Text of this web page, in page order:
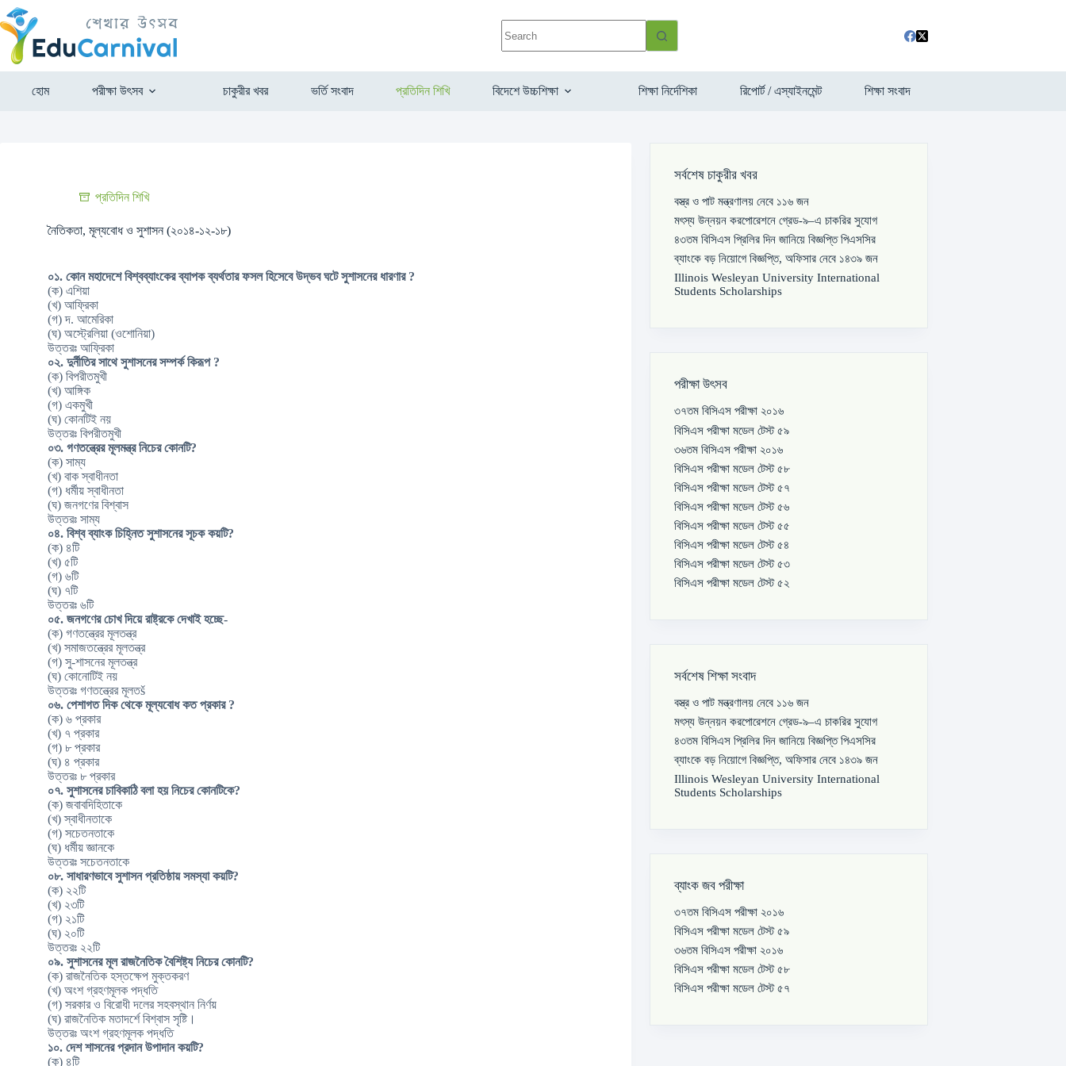
হোম পরীক্ষা উৎসব চাকুরীর খবর ভর্তি সংবাদ প্রতিদিন শিখি বিদেশে উচ্চশিক্ষা শিক্ষা নির্দেশিকা রিপোর্ট / এস্যাইনমেন্ট শিক্ষা সংবাদ
প্রতিদিন শিখি
নৈতিকতা, মূল্যবোধ ও সুশাসন (২০১৪-১২-১৮)
০১. কোন মহাদেশে বিশ্বব্যাংকের ব্যাপক ব্যর্থতার ফসল হিসেবে উদ্ভব ঘটে সুশাসনের ধারণার ?
(ক) এশিয়া
(খ) আফ্রিকা
(গ) দ. আমেরিকা
(ঘ) অস্ট্রেলিয়া (ওশোনিয়া)
উত্তরঃ আফ্রিকা
০২. দুর্নীতির সাথে সুশাসনের সম্পর্ক কিরূপ ?
(ক) বিপরীতমুখী
(খ) আঙ্গিক
(গ) একমুখী
(ঘ) কোনটিই নয়
উত্তরঃ বিপরীতমুখী
০৩. গণতন্ত্রের মূলমন্ত্র নিচের কোনটি?
(ক) সাম্য
(খ) বাক স্বাধীনতা
(গ) ধর্মীয় স্বাধীনতা
(ঘ) জনগণের বিশ্বাস
উত্তরঃ সাম্য
০৪. বিশ্ব ব্যাংক চিহ্নিত সুশাসনের সূচক কয়টি?
(ক) ৪টি
(খ) ৫টি
(গ) ৬টি
(ঘ) ৭টি
উত্তরঃ ৬টি
০৫. জনগণের চোখ দিয়ে রাষ্ট্রকে দেখাই হচ্ছে-
(ক) গণতন্ত্রের মূলতন্ত্র
(খ) সমাজতন্ত্রের মূলতন্ত্র
(গ) সু-শাসনের মূলতন্ত্র
(ঘ) কোনোটিই নয়
উত্তরঃ গণতন্ত্রের মূলতš
০৬. পেশাগত দিক থেকে মূল্যবোধ কত প্রকার ?
(ক) ৬ প্রকার
(খ) ৭ প্রকার
(গ) ৮ প্রকার
(ঘ) ৪ প্রকার
উত্তরঃ ৮ প্রকার
০৭. সুশাসনের চাবিকাঠি বলা হয় নিচের কোনটিকে?
(ক) জবাবদিহিতাকে
(খ) স্বাধীনতাকে
(গ) সচেতনতাকে
(ঘ) ধর্মীয় জ্ঞানকে
উত্তরঃ সচেতনতাকে
০৮. সাধারণভাবে সুশাসন প্রতিষ্ঠায় সমস্যা কয়টি?
(ক) ২২টি
(খ) ২৩টি
(গ) ২১টি
(ঘ) ২০টি
উত্তরঃ ২২টি
০৯. সুশাসনের মূল রাজনৈতিক বৈশিষ্ট্য নিচের কোনটি?
(ক) রাজনৈতিক হস্তক্ষেপ মুক্তকরণ
(খ) অংশ গ্রহণমূলক পদ্ধতি
(গ) সরকার ও বিরোধী দলের সহবস্থান নির্ণয়
(ঘ) রাজনৈতিক মতাদর্শে বিশ্বাস সৃষ্টি।
উত্তরঃ অংশ গ্রহণমূলক পদ্ধতি
১০. দেশ শাসনের প্রদান উপাদান কয়টি?
(ক) ৪টি
সর্বশেষ চাকুরীর খবর
বস্ত্র ও পাট মন্ত্রণালয় নেবে ১১৬ জন
মৎস্য উন্নয়ন করপোরেশনে গ্রেড-৯–এ চাকরির সুযোগ
৪৩তম বিসিএস প্রিলির দিন জানিয়ে বিজ্ঞপ্তি পিএসসির
ব্যাংকে বড় নিয়োগে বিজ্ঞপ্তি, অফিসার নেবে ১৪৩৯ জন
Illinois Wesleyan University International
Students Scholarships
পরীক্ষা উৎসব
৩৭তম বিসিএস পরীক্ষা ২০১৬
বিসিএস পরীক্ষা মডেল টেস্ট ৫৯
৩৬তম বিসিএস পরীক্ষা ২০১৬
বিসিএস পরীক্ষা মডেল টেস্ট ৫৮
বিসিএস পরীক্ষা মডেল টেস্ট ৫৭
বিসিএস পরীক্ষা মডেল টেস্ট ৫৬
বিসিএস পরীক্ষা মডেল টেস্ট ৫৫
বিসিএস পরীক্ষা মডেল টেস্ট ৫৪
বিসিএস পরীক্ষা মডেল টেস্ট ৫৩
বিসিএস পরীক্ষা মডেল টেস্ট ৫২
সর্বশেষ শিক্ষা সংবাদ
বস্ত্র ও পাট মন্ত্রণালয় নেবে ১১৬ জন
মৎস্য উন্নয়ন করপোরেশনে গ্রেড-৯–এ চাকরির সুযোগ
৪৩তম বিসিএস প্রিলির দিন জানিয়ে বিজ্ঞপ্তি পিএসসির
ব্যাংকে বড় নিয়োগে বিজ্ঞপ্তি, অফিসার নেবে ১৪৩৯ জন
Illinois Wesleyan University International
Students Scholarships
ব্যাংক জব পরীক্ষা
৩৭তম বিসিএস পরীক্ষা ২০১৬
বিসিএস পরীক্ষা মডেল টেস্ট ৫৯
৩৬তম বিসিএস পরীক্ষা ২০১৬
বিসিএস পরীক্ষা মডেল টেস্ট ৫৮
বিসিএস পরীক্ষা মডেল টেস্ট ৫৭